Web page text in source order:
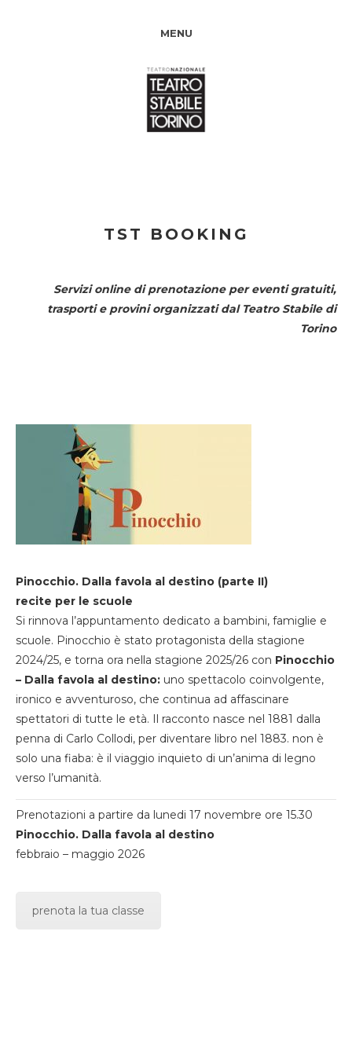
MENU
TST BOOKING
Servizi online di prenotazione per eventi gratuiti,
trasporti e provini organizzati dal Teatro Stabile di
Torino
Pinocchio. Dalla favola al destino (parte II)
recite per le scuole
Si rinnova l’appuntamento dedicato a bambini, famiglie e
scuole. Pinocchio è stato protagonista della stagione
2024/25, e torna ora nella stagione 2025/26 con Pinocchio
– Dalla favola al destino: uno spettacolo coinvolgente,
ironico e avventuroso, che continua ad affascinare
spettatori di tutte le età. Il racconto nasce nel 1881 dalla
penna di Carlo Collodi, per diventare libro nel 1883. non è
solo una fiaba: è il viaggio inquieto di un’anima di legno
verso l’umanità.
Prenotazioni a partire da lunedi 17 novembre ore 15.30
Pinocchio. Dalla favola al destino
febbraio – maggio 2026
prenota la tua classe